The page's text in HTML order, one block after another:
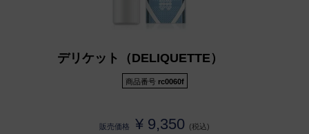
デリケット（DELIQUETTE）
商品番号 rc0060f
販売価格 ¥ 9,350 税込